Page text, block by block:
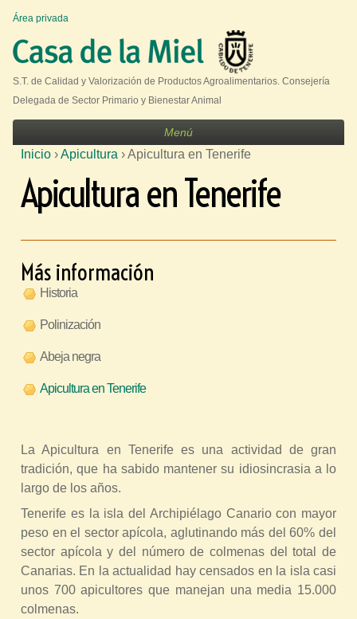
S.T. de Calidad y Valorización de Productos Agroalimentarios. Consejería
Delegada de Sector Primario y Bienestar Animal
U
s
e
r
m
e
u
Área privada
Menú
S
e
n
c
u
n
t
r
a
s
t
e
d
a
q
u
í
Inicio ›Apicultura ›Apicultura en Tenerife
Apicultura en Tenerife
Más información
Historia
Polinización
Abeja negra
Apicultura en Tenerife
La Apicultura en Tenerife es una actividad de gran
tradición, que ha sabido mantener su idiosincrasia a lo
largo de los años.
Tenerife es la isla del Archipiélago Canario con mayor
peso en el sector apícola, aglutinando más del 60% del
sector apícola y del número de colmenas del total de
Canarias. En la actualidad hay censados en la isla casi
unos 700 apicultores que manejan una media 15.000
colmenas.